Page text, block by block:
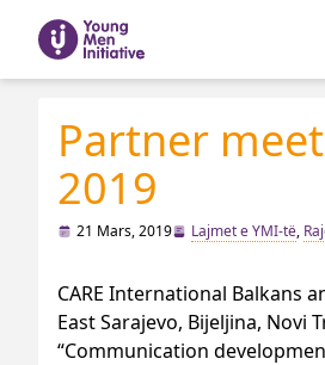
Partner
2019
21 Mars, 2019 Lajmet e YMI-të,
CARE International Balkans
East Sarajevo, Bijeljina, Novi
“Communication